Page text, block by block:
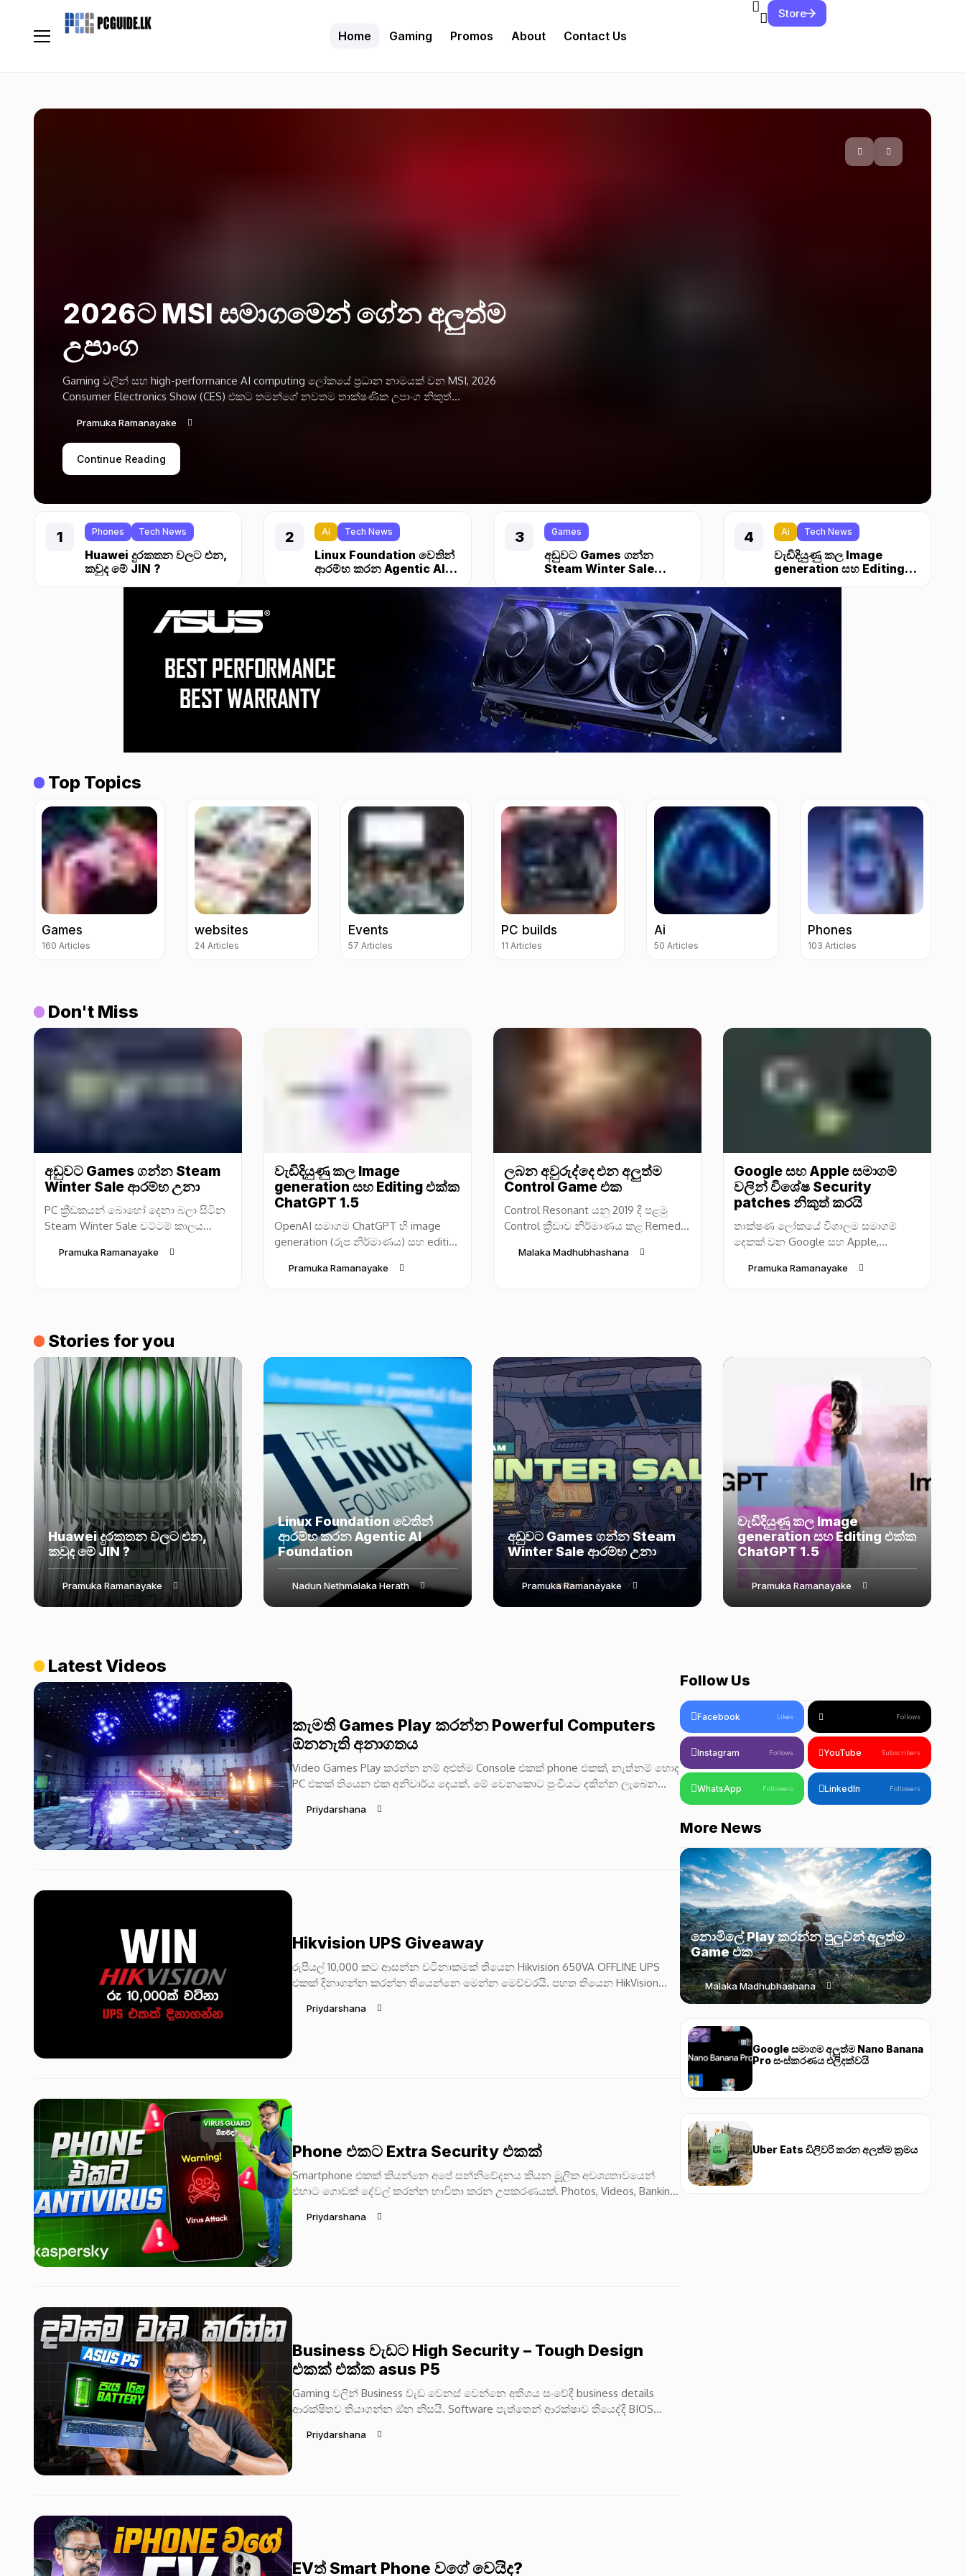
Home Gaming Promos About Contact Us
Store
2026ට MSI සමාගමෙන් ගේන අලුත්ම
උපාංග
Gaming වලින් සහ high-performance AI computing ලෝකයේ ප්‍රධාන නාමයක් වන MSI, 2026
Consumer Electronics Show (CES) එකට තමන්ගේ නවතම තාක්ෂණික උපාංග නිකුත්...
Pramuka Ramanayake
Continue Reading
Phones Tech News
Huawei දුරකතන වලට එන,
කවුද මේ JIN ?
Ai Tech News
Linux Foundation වෙතින්
ආරම්භ කරන Agentic AI
Games
අඩුවට Games ගන්න
Steam Winter Sale
Ai Tech News
වැඩිදියුණු කල Image
generation සහ Editing
Top Topics
Games
160 Articles
websites
24 Articles
Events
57 Articles
PC builds
11 Articles
Ai
50 Articles
Phones
103 Articles
Don't Miss
අඩුවට Games ගන්න Steam
Winter Sale ආරම්භ උනා
PC ක්‍රීඩකයන් බොහෝ දෙනා බලා සිටින
Steam Winter Sale වට්ටම් කාලය
ආරම්භ කර තිබෙනවා. අවුරුදු අවසාන
Pramuka Ramanayake
වැඩිදියුණු කල Image
generation සහ Editing එක්ක
ChatGPT 1.5
OpenAI සමාගම ChatGPT හි image
generation (රූප නිර්මාණය) සහ editing
අප්ඩේට් කිහිපයක් නිකුත් කළා. මේ නව
Pramuka Ramanayake
ලබන අවුරුද්දෙ එන අලුත්ම
Control Game එක
Control Resonant යනු 2019 දී පළමු
Control ක්‍රීඩාව නිර්මාණය කළ Remedy
ලද නව video game එකකි. මෙම නව
Malaka Madhubhashana
Google සහ Apple සමාගම්
වලින් විශේෂ Security
patches නිකුත් කරයි
තාක්ෂණ ලෝකයේ විශාලම සමාගම්
දෙකක් වන Google සහ Apple,
සයිබර් ආක්‍රමණ කිහිපයක් හේතුවෙන්,
Pramuka Ramanayake
Stories for you
Huawei දුරකතන වලට එන,
කවුද මේ JIN ?
Pramuka Ramanayake
Linux Foundation වෙතින්
ආරම්භ කරන Agentic AI
Foundation
Nadun Nethmalaka Herath
අඩුවට Games ගන්න Steam
Winter Sale ආරම්භ උනා
Pramuka Ramanayake
වැඩිදියුණු කල Image
generation සහ Editing එක්ක
ChatGPT 1.5
Pramuka Ramanayake
Latest Videos
කැමති Games Play කරන්න Powerful Computers
ඕනනැති අනාගතය
Video Games Play කරන්න නම් අළුත්ම Console එකක් phone එකක්, නැත්නම් හොද
PC එකක් තියෙන එක අනිවාර්ය දෙයක්. මේ වෙනකොට පුංචියට දකින්න ලැබෙන...
Priydarshana
Hikvision UPS Giveaway
රුපියල් 10,000 කට ආසන්න වටිනාකමක් තියෙන Hikvision 650VA OFFLINE UPS
එකක් දිනාගන්න කරන්න තියෙන්නෙ මෙන්න මෙච්චරයි. පහත තියෙන HikVision
Priydarshana
Phone එකට Extra Security එකක්
Smartphone එකක් කියන්නෙ අපේ සන්නිවේදනය කියන මූූූූලික අවශ්‍යතාවයෙන්
එහාට ගොඩක් දේවල් කරන්න භාවිතා කරන උපකරණයක්. Photos, Videos, Banking,
Priydarshana
Business වැඩට High Security – Tough Design
එකක් එක්ක asus P5
Gaming වලින් Business වැඩ වෙනස් වෙන්නෙ අතිශය සංවේදී business details
ආරක්ෂිතව තියාගන්න ඔ්න නිසයි. Software පැත්තෙන් ආරක්ෂාව තියෙද්දි BIOS
Priydarshana
EVත් Smart Phone වගේ වෙයිද?
Follow Us
Facebook Likes Follows
Instagram Follows YouTube Subscribers
WhatsApp Followers LinkedIn Followers
More News
නොමිලේ Play කරන්න පුලුවන් අලුත්ම
Game එක
Malaka Madhubhashana
Google සමාගම අලුත්ම Nano Banana
Pro සංස්කරණය එලිදක්වයි
Uber Eats ඩිලිවරි කරන අලුත්ම ක්‍රමය